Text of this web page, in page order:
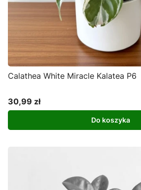
Calathea White Miracle Kalatea P6
Cena
30,99 zł
Do koszyka